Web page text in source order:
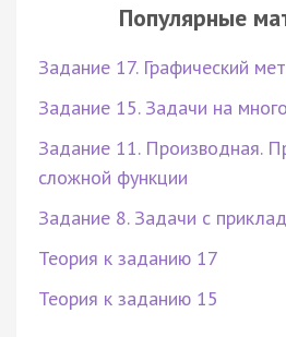
Популярные
Задание 17. Графический
Задание 15. Задачи на
Задание 11. Производная.
сложной функции
Задание 8. Задачи с
Теория к заданию 17
Теория к заданию 15